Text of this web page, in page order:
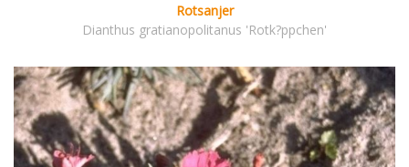
Rotsanjer
Dianthus gratianopolitanus 'Rotk?ppchen'